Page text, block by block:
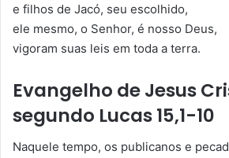
e filhos de Jacó, seu escolhido,
ele mesmo, o Senhor, é nosso Deus,
vigoram suas leis em toda a terra.
Evangelho de Jesus
segundo Lucas 15,1-10
Naquele tempo, os publicanos e